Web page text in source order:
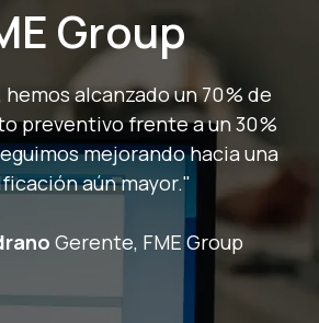
Group
alcanzado un 70 % de
preventivo frente a un 30 %
mejorando hacia una
aún mayor."
Gerente, FME Group